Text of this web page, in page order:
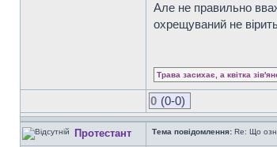
Але не правильно
охрещуваний не
Трава засихає, а квітка
0 (0-0)
Протестант Тема повідомлення: Re: Що